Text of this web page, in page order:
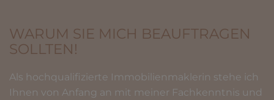
WARUM SIE MICH BEAUFTRAGEN
SOLLTEN!
Als hochqualifizierte Immobilienmaklerin stehe ich
Ihnen von Anfang an mit meiner Fachkenntnis und